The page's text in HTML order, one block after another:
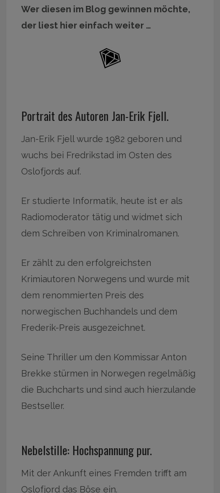
Wer diesen im Blog gewinnen möchte,
der liest hier einfach weiter …
Portrait des Autoren Jan-Erik Fjell.
Jan-Erik Fjell wurde 1982 geboren und
wuchs bei Fredrikstad im Osten des
Oslofjords auf.
Er studierte Informatik, heute ist er als
Radiomoderator tätig und widmet sich
dem Schreiben von Kriminalromanen.
Er zählt zu den erfolgreichsten
Krimiautoren Norwegens und wurde mit
dem renommierten Preis des
norwegischen Buchhandels und dem
Frederik-Preis ausgezeichnet.
Seine Thriller um den Kommissar Anton
Brekke stürmen in Norwegen regelmäßig
die Buchcharts und sind auch hierzulande
Bestseller.
Nebelstille: Hochspannung pur.
Mit der Ankunft eines Fremden trifft am
Oslofjord das Böse ein.